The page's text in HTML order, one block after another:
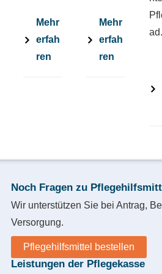
Mehr
erfah
ren
Mehr
erfah
ren
ad.
Noch Fragen zu
Wir unterstützen Sie bei Antrag,
Versorgung.
Pflegehilfsmittel bestellen
Leistungen der Pflegekasse